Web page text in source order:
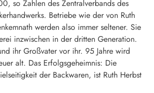
so Zahlen des Zentralverbands des
Betriebe wie der von Ruth
werden also immer seltener. Sie
inzwischen in der dritten Generation.
ihr Großvater vor ihr. 95 Jahre wird
alt. Das Erfolgsgeheimnis: Die
der Backwaren, ist Ruth Herbst